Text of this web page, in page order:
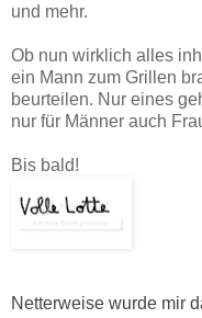
und mehr.
Ob nun wirklich alles
ein Mann zum Grillen
beurteilen. Nur eines
nur für Männer auch
Bis bald!
Netterweise wurde mir